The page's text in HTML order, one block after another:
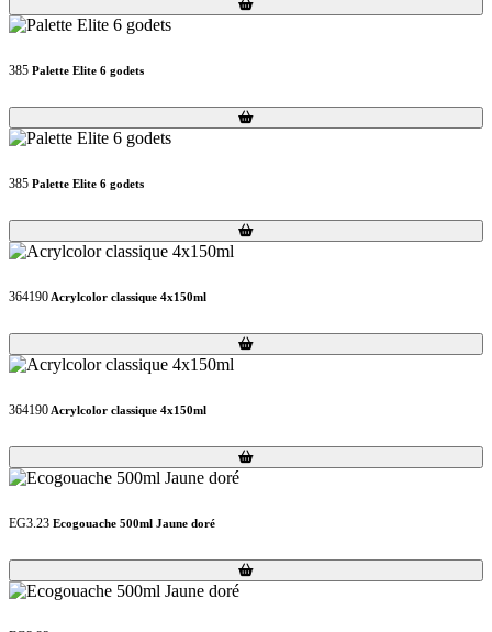
385 Palette Elite 6 godets
Loading...
Loading...
385 Palette Elite 6 godets
Loading...
Loading...
364190 Acrylcolor classique 4x150ml
Loading...
Loading...
364190 Acrylcolor classique 4x150ml
Loading...
Loading...
EG3.23 Ecogouache 500ml Jaune doré
Loading...
Loading...